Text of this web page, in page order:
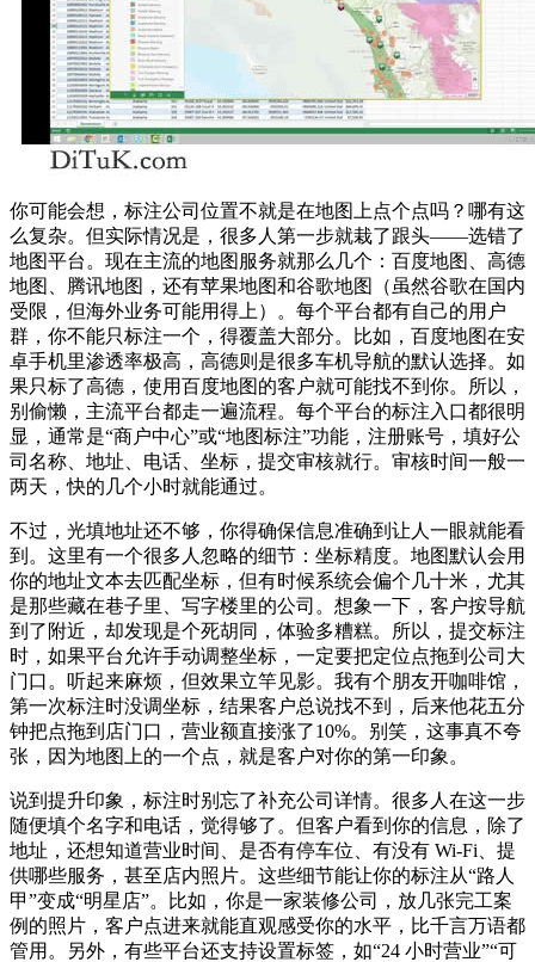
你可能会想，标注公司位置不就是在地图上点个点吗？哪有这
么复杂。但实际情况是，很多人第一步就栽了跟头——选错了
地图平台。现在主流的地图服务就那么几个：百度地图、高德
地图、腾讯地图，还有苹果地图和谷歌地图（虽然谷歌在国内
受限，但海外业务可能用得上）。每个平台都有自己的用户
群，你不能只标注一个，得覆盖大部分。比如，百度地图在安
卓手机里渗透率极高，高德则是很多车机导航的默认选择。如
果只标了高德，使用百度地图的客户就可能找不到你。所以，
别偷懒，主流平台都走一遍流程。每个平台的标注入口都很明
显，通常是“商户中心”或“地图标注”功能，注册账号，填好公
司名称、地址、电话、坐标，提交审核就行。审核时间一般一
两天，快的几个小时就能通过。
不过，光填地址还不够，你得确保信息准确到让人一眼就能看
到。这里有一个很多人忽略的细节：坐标精度。地图默认会用
你的地址文本去匹配坐标，但有时候系统会偏个几十米，尤其
是那些藏在巷子里、写字楼里的公司。想象一下，客户按导航
到了附近，却发现是个死胡同，体验多糟糕。所以，提交标注
时，如果平台允许手动调整坐标，一定要把定位点拖到公司大
门口。听起来麻烦，但效果立竿见影。我有个朋友开咖啡馆，
第一次标注时没调坐标，结果客户总说找不到，后来他花五分
钟把点拖到店门口，营业额直接涨了10%。别笑，这事真不夸
张，因为地图上的一个点，就是客户对你的第一印象。
说到提升印象，标注时别忘了补充公司详情。很多人在这一步
随便填个名字和电话，觉得够了。但客户看到你的信息，除了
地址，还想知道营业时间、是否有停车位、有没有 Wi‑Fi、提
供哪些服务，甚至店内照片。这些细节能让你的标注从“路人
甲”变成“明星店”。比如，你是一家装修公司，放几张完工案
例的照片，客户点进来就能直观感受你的水平，比千言万语都
管用。另外，有些平台还支持设置标签，如“24 小时营业”“可